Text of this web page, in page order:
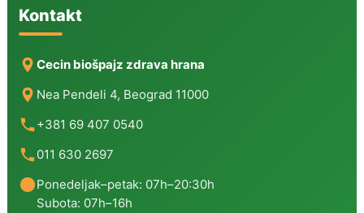
Kontakt
Cecin biošpajz zdrava hrana
Nea Pendeli 4, Beograd 11000
+381 69 407 0540
011 630 2697
Ponedeljak–petak: 07h–20:30h
Subota: 07h–16h